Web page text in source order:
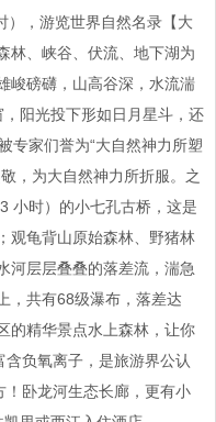
），游览世界自然名录【大
林、峡谷、伏流、地下湖为
峻磅礴，山高谷深，水流湍
阳光投下形如日月星斗，还
专家们誉为“大自然神力所塑
，为大自然神力所折服。之
小时）的小七孔古桥，这是
观龟背山原始森林、野猪林
河层层叠叠的落差流，湍急
，共有68级瀑布，落差达
的精华景点水上森林，让你
含负氧离子，是旅游界公认
！卧龙河生态长廊，更有小